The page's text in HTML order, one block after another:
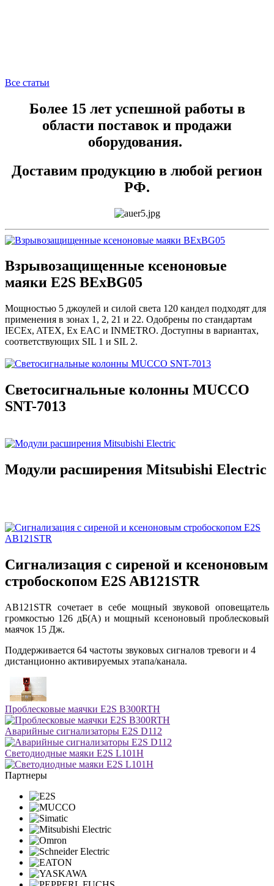
Все статьи
Более 15 лет успешной работы в
области поставок и продажи
оборудования.
Доставим продукцию в любой регион
РФ.
Взрывозащищенные ксеноновые
маяки E2S BExBG05
Мощностью 5 джоулей и силой света 120 кандел подходят для
применения в зонах 1, 2, 21 и 22. Одобрены по стандартам
IECEx, ATEX, Ex EAC и INMETRO. Доступны в вариантах,
соответствующих SIL 1 и SIL 2.
Светосигнальные колонны MUCCO
SNT-7013
Модули расширения Mitsubishi Electric
Сигнализация с сиреной и ксеноновым
стробоскопом E2S AB121STR
AB121STR сочетает в себе мощный звуковой оповещатель
громкостью 126 дБ(A) и мощный ксеноновый проблесковый
маячок 15 Дж.
Поддерживается 64 частоты звуковых сигналов тревоги и 4
дистанционно активируемых этапа/канала.
Проблесковые маячки E2S B300RTH
Аварийные сигнализаторы E2S D112
Светодиодные маяки E2S L101H
Партнеры